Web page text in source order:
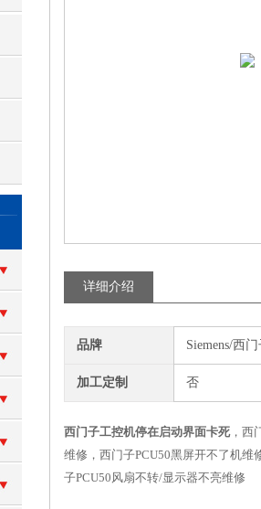
详细介绍
品牌 Siemens/西
加工定制 否
西门子工控机停在启动界面卡死，西
维修，西门子PCU50黑屏开不了机维
子PCU50风扇不转/显示器不亮维修